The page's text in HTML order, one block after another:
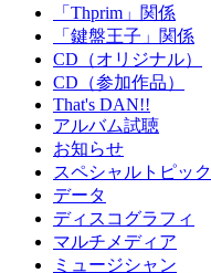
「Thprim」関係
「鍵盤王子」関係
CD（オリジナル）
CD（参加作品）
That's DAN!!
アルバム試聴
お知らせ
スペシャルトピック
データ
ディスコグラフィ
マルチメディア
ミュージシャン